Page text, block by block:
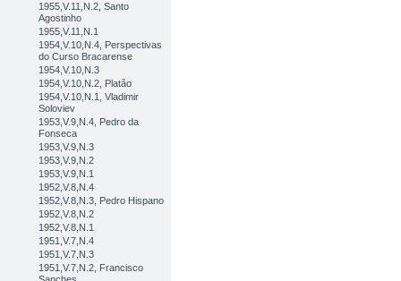
1955,V.11,N.2, Santo
Agostinho
1955,V.11,N.1
1954,V.10,N.4, Perspectivas
do Curso Bracarense
1954,V.10,N.3
1954,V.10,N.2, Platão
1954,V.10,N.1, Vladimir
Soloviev
1953,V.9,N.4, Pedro da
Fonseca
1953,V.9,N.3
1953,V.9,N.2
1953,V.9,N.1
1952,V.8,N.4
1952,V.8,N.3, Pedro Hispano
1952,V.8,N.2
1952,V.8,N.1
1951,V.7,N.4
1951,V.7,N.3
1951,V.7,N.2, Francisco